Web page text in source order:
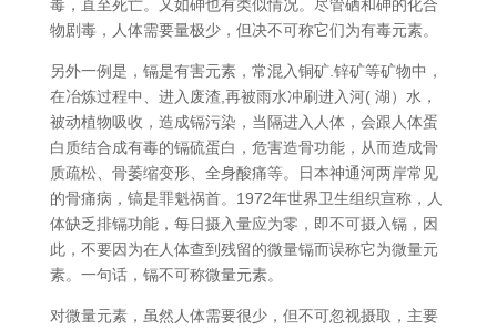
毒，直至死亡。又如砷也有类似情况。尽管硒和砷的化合
物剧毒，人体需要量极少，但决不可称它们为有毒元素。
另外一例是，镉是有害元素，常混入铜矿.锌矿等矿物中，
在冶炼过程中、进入废渣,再被雨水冲刷进入河( 湖）水，
被动植物吸收，造成镉污染，当隔进入人体，会跟人体蛋
白质结合成有毒的镉硫蛋白，危害造骨功能，从而造成骨
质疏松、骨萎缩变形、全身酸痛等。日本神通河两岸常见
的骨痛病，镐是罪魁祸首。1972年世界卫生组织宣称，人
体缺乏排镉功能，每日摄入量应为零，即不可摄入镉，因
此，不要因为在人体查到残留的微量镉而误称它为微量元
素。一句话，镉不可称微量元素。
对微量元素，虽然人体需要很少，但不可忽视摄取，主要